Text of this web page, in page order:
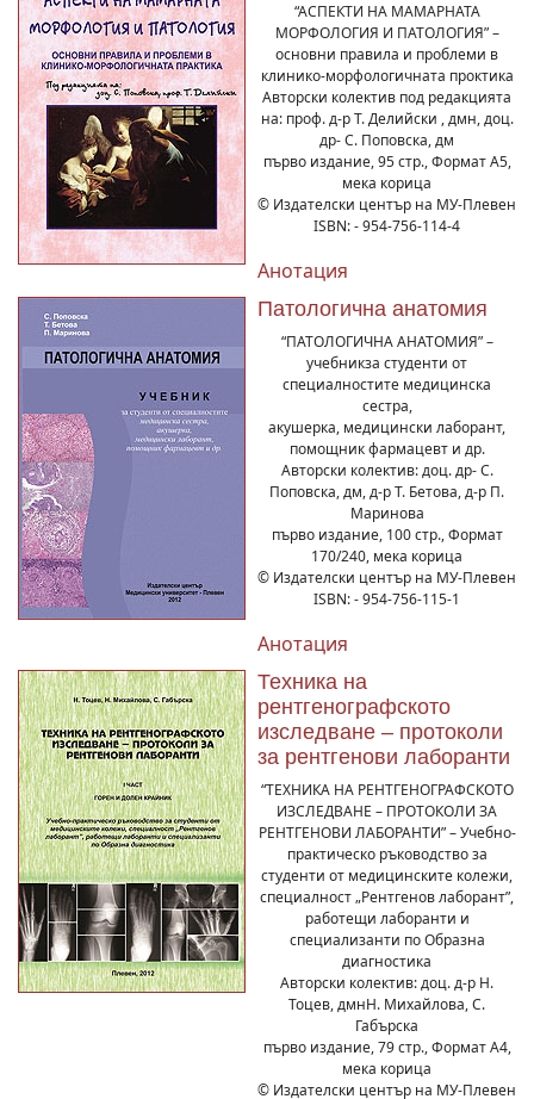
“АСПЕКТИ НА МАМАРНАТА
МОРФОЛОГИЯ И ПАТОЛОГИЯ” –
основни правила и проблеми в
клинико-морфологичната проктика
Авторски колектив под редакцията
на: проф. д-р Т. Делийски , дмн, доц.
др- С. Поповска, дм
първо издание, 95 стр., Формат А5,
мека корица
© Издателски център на МУ-Плевен
ISBN: - 954-756-114-4
Анотация
Патологична анатомия
“ПАТОЛОГИЧНА АНАТОМИЯ” –
учебникза студенти от
специалностите медицинска
сестра,
акушерка, медицински лаборант,
помощник фармацевт и др.
Авторски колектив: доц. др- С.
Поповска, дм, д-р Т. Бетова, д-р П.
Маринова
първо издание, 100 стр., Формат
170/240, мека корица
© Издателски център на МУ-Плевен
ISBN: - 954-756-115-1
Анотация
Техника на
рентгенографското
изследване – протоколи
за рентгенови лаборанти
“ТЕХНИКА НА РЕНТГЕНОГРАФСКОТО
ИЗСЛЕДВАНЕ – ПРОТОКОЛИ ЗА
РЕНТГЕНОВИ ЛАБОРАНТИ” – Учебно-
практическо ръководство за
студенти от медицинските колежи,
специалност „Рентгенов лаборант”,
работещи лаборанти и
специализанти по Образна
диагностика
Авторски колектив: доц. д-р Н.
Тоцев, дмнН. Михайлова, С.
Габърска
първо издание, 79 стр., Формат А4,
мека корица
© Издателски център на МУ-Плевен